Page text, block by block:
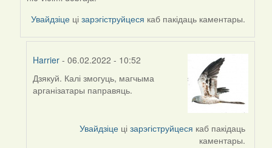
reply
to
Harrier
Увайдзіце цізарэгіструйцеся каб пакідаць каментары.
Harrier- 06.02.2022 - 10:52
In
reply
Дзякуй. Калі змогуць, магчыма
арганізатары паправяць.
Увайдзіце цізарэгіструйцеся каб пакідаць
каментары.